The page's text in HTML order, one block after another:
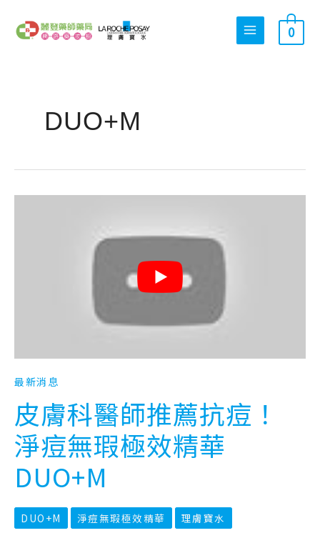
0
DUO+M
最新消息
皮膚科醫師推薦抗痘！
淨痘無瑕極效精華
DUO+M
DUO+M 淨痘無瑕極效精華
理膚寶水
痘
無
瑕
極
效
精
華
DUO+M
尋